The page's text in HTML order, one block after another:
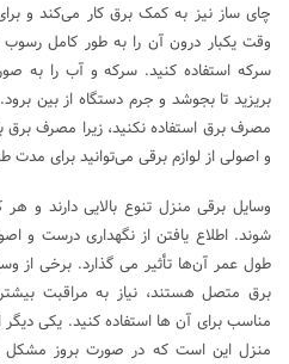
چای ساز نیز به کمک برق کار می‌کند و
وقت یکبار درون آن‌ را به طور کامل رسوب
سرکه استفاده کنید. سرکه و آب را به
بریزید تا بجوشد و جرم دستگاه از بین
مصرف برق استفاده نکنید، زیرا مصرف برق
و اصولی از لوازم برقی می‌توانید برای مدت‌
وسایل برقی منزل تنوع بالایی دارند و
شوند. اطلاع یافتن از نگهداری درست و
طول عمر آن‌ها تأثیر می گذارد. برخی از
برق متصل هستند، نیاز به مراقبت
مناسب برای آن ها استفاده کنید. یکی دیگر
منزل این است که در صورت بروز مشکل